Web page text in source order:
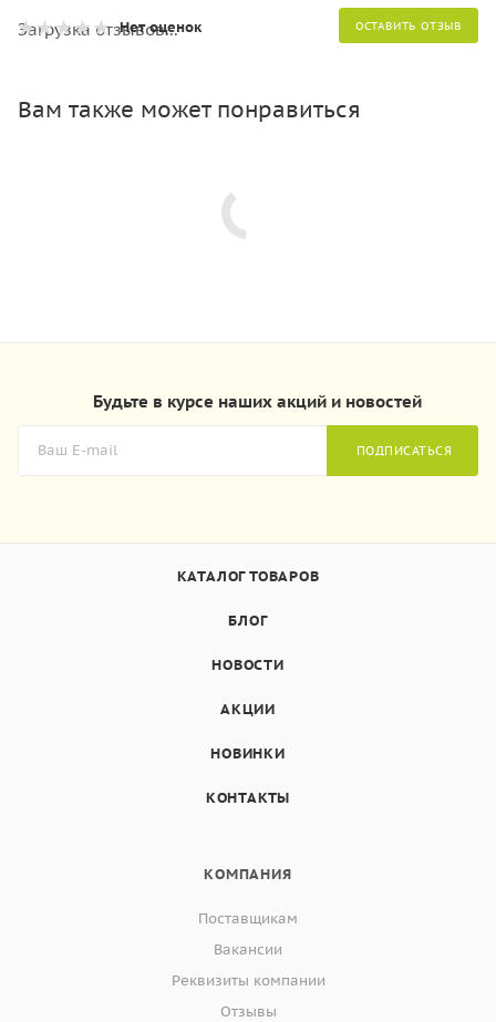
Нет оценок ОСТАВИТЬ ОТЗЫВ
Загрузка отзывов...
Вам также может понравиться
Будьте в курсе наших акций и новостей
ПОДПИСАТЬСЯ
КАТАЛОГ ТОВАРОВ
БЛОГ
НОВОСТИ
АКЦИИ
НОВИНКИ
КОНТАКТЫ
КОМПАНИЯ
Поставщикам
Вакансии
Реквизиты компании
Отзывы